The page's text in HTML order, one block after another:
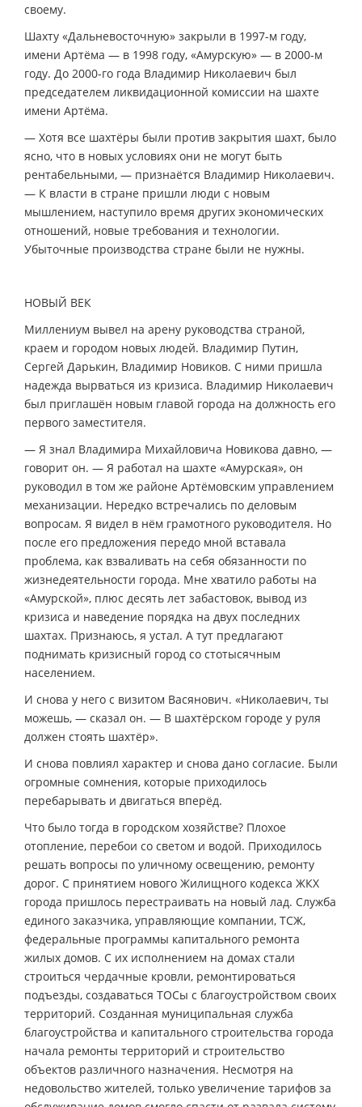
своему.
Шахту «Дальневосточную» закрыли в 1997-м году,
имени Артёма — в 1998 году, «Амурскую» — в 2000-м
году. До 2000-го года Владимир Николаевич был
председателем ликвидационной комиссии на шахте
имени Артёма.
— Хотя все шахтёры были против закрытия шахт, было
ясно, что в новых условиях они не могут быть
рентабельными, — признаётся Владимир Николаевич.
— К власти в стране пришли люди с новым
мышлением, наступило время других экономических
отношений, новые требования и технологии.
Убыточные производства стране были не нужны.
НОВЫЙ ВЕК
Миллениум вывел на арену руководства страной,
краем и городом новых людей. Владимир Путин,
Сергей Дарькин, Владимир Новиков. С ними пришла
надежда вырваться из кризиса. Владимир Николаевич
был приглашён новым главой города на должность его
первого заместителя.
— Я знал Владимира Михайловича Новикова давно, —
говорит он. — Я работал на шахте «Амурская», он
руководил в том же районе Артёмовским управлением
механизации. Нередко встречались по деловым
вопросам. Я видел в нём грамотного руководителя. Но
после его предложения передо мной вставала
проблема, как взваливать на себя обязанности по
жизнедеятельности города. Мне хватило работы на
«Амурской», плюс десять лет забастовок, вывод из
кризиса и наведение порядка на двух последних
шахтах. Признаюсь, я устал. А тут предлагают
поднимать кризисный город со стотысячным
населением.
И снова у него с визитом Васянович. «Николаевич, ты
можешь, — сказал он. — В шахтёрском городе у руля
должен стоять шахтёр».
И снова повлиял характер и снова дано согласие. Были
огромные сомнения, которые приходилось
перебарывать и двигаться вперёд.
Что было тогда в городском хозяйстве? Плохое
отопление, перебои со светом и водой. Приходилось
решать вопросы по уличному освещению, ремонту
дорог. С принятием нового Жилищного кодекса ЖКХ
города пришлось перестраивать на новый лад. Служба
единого заказчика, управляющие компании, ТСЖ,
федеральные программы капитального ремонта
жилых домов. С их исполнением на домах стали
строиться чердачные кровли, ремонтироваться
подъезды, создаваться ТОСы с благоустройством своих
территорий. Созданная муниципальная служба
благоустройства и капитального строительства города
начала ремонты территорий и строительство
объектов различного назначения. Несмотря на
недовольство жителей, только увеличение тарифов за